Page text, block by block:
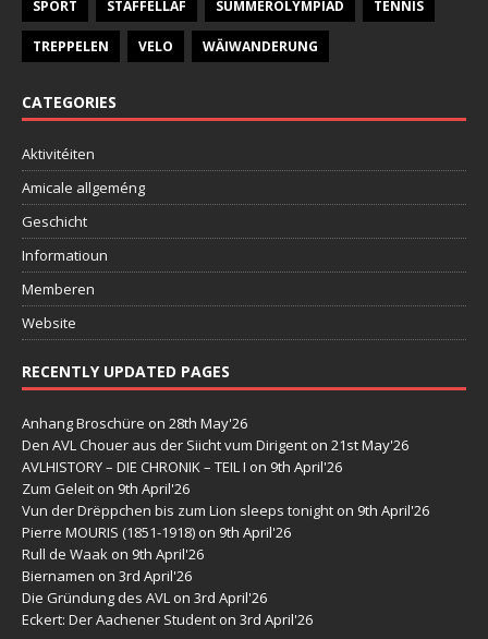
SPORT STAFFELLAF SUMMEROLYMPIAD TENNIS
TREPPELEN VELO WÄIWANDERUNG
CATEGORIES
Aktivitéiten
Amicale allgeméng
Geschicht
Informatioun
Memberen
Website
RECENTLY UPDATED PAGES
Anhang Broschüre on 28th May'26
Den AVL Chouer aus der Siicht vum Dirigent on 21st May'26
AVLHISTORY – DIE CHRONIK – TEIL I on 9th April'26
Zum Geleit on 9th April'26
Vun der Drëppchen bis zum Lion sleeps tonight on 9th April'26
Pierre MOURIS (1851-1918) on 9th April'26
Rull de Waak on 9th April'26
Biernamen on 3rd April'26
Die Gründung des AVL on 3rd April'26
Eckert: Der Aachener Student on 3rd April'26